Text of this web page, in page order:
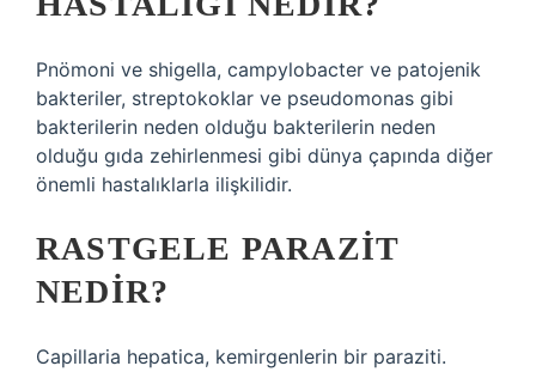
Pnömoni ve shigella, campylobacter ve patojenik
bakteriler, streptokoklar ve pseudomonas gibi
bakterilerin neden olduğu bakterilerin neden
olduğu gıda zehirlenmesi gibi dünya çapında diğer
önemli hastalıklarla ilişkilidir.
RASTGELE PARAZIT
NEDIR?
Capillaria hepatica, kemirgenlerin bir paraziti.